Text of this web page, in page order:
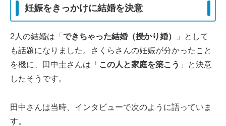
妊娠をきっかけに結婚を決意
2人の結婚は「 できちゃった結婚（授かり婚）
」として
も話題になりました。さくらさんの妊娠が分かったこと
を機に、田中圭さんは「 この人と家庭を築こう 」と決意
したそうです。
田中さんは当時、インタビューで次のように語っていま
す。